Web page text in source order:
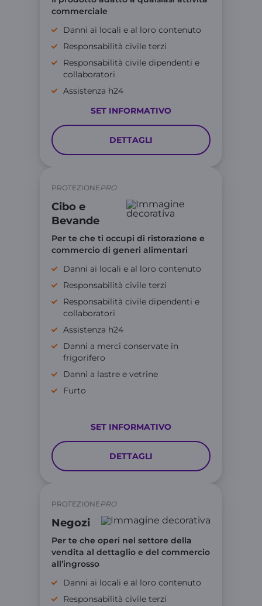
commerciale
Danni ai locali e al loro contenuto
Responsabilità civile terzi
Responsabilità civile dipendenti e
collaboratori
Assistenza h24
SET INFORMATIVO
DETTAGLI
PROTEZIONEPRO
Cibo e
Bevande
Per te che ti occupi di ristorazione e
commercio di generi alimentari
Danni ai locali e al loro contenuto
Responsabilità civile terzi
Responsabilità civile dipendenti e
collaboratori
Assistenza h24
Danni a merci conservate in
frigorifero
Danni a lastre e vetrine
Furto
SET INFORMATIVO
DETTAGLI
PROTEZIONEPRO
Negozi
Per te che operi nel settore della
vendita al dettaglio e del commercio
all’ingrosso
Danni ai locali e al loro contenuto
Responsabilità civile terzi